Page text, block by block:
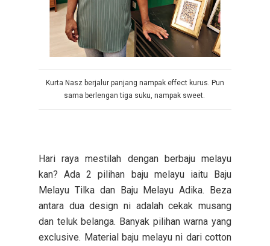
Kurta Nasz berjalur panjang nampak effect kurus. Pun
sama berlengan tiga suku, nampak sweet.
Hari raya mestilah dengan berbaju melayu
kan? Ada 2 pilihan baju melayu iaitu Baju
Melayu Tilka dan Baju Melayu Adika. Beza
antara dua design ni adalah cekak musang
dan teluk belanga. Banyak pilihan warna yang
exclusive. Material baju melayu ni dari cotton